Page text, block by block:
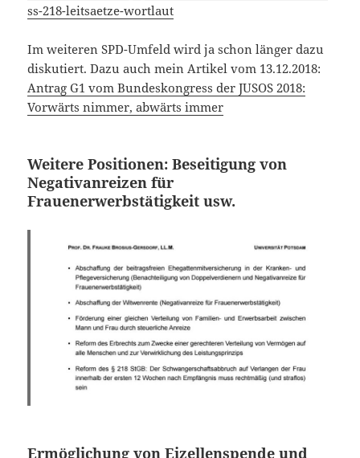
ss-218-leitsaetze-wortlaut
Im weiteren SPD-Umfeld wird ja schon länger dazu
diskutiert. Dazu auch mein Artikel vom 13.12.2018:
Antrag G1 vom Bundeskongress der JUSOS 2018:
Vorwärts nimmer, abwärts immer
Weitere Positionen: Beseitigung von
Negativanreizen für
Frauenerwerbstätigkeit usw.
Ermöglichung von Eizellenspende und